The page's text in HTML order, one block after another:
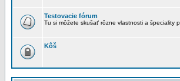
Testovacie fórum
Tu si môžete skušať rôzne vlastnosti a špeciality
Kôš